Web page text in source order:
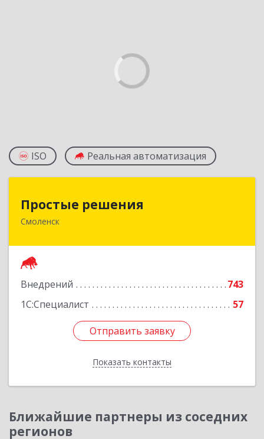
ISO Реальная автоматизация
Простые решения
Смоленск
Внедрений
743
1С:Специалист
57
Отправить заявку
Показать контакты
214015, Смоленская обл, Смоленск г, Большая
Отправить заявку
Назад
Ближайшие партнеры из соседних
регионов